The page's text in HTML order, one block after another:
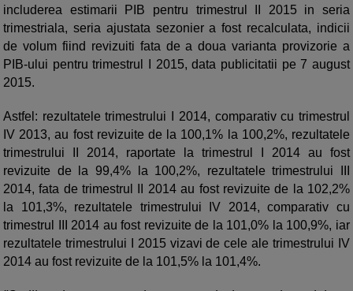
includerea estimarii PIB pentru trimestrul II 2015 in seria
trimestriala, seria ajustata sezonier a fost recalculata, indicii
de volum fiind revizuiti fata de a doua varianta provizorie a
PIB-ului pentru trimestrul I 2015, data publicitatii pe 7 august
2015.
Astfel: rezultatele trimestrului I 2014, comparativ cu trimestrul
IV 2013, au fost revizuite de la 100,1% la 100,2%, rezultatele
trimestrului II 2014, raportate la trimestrul I 2014 au fost
revizuite de la 99,4% la 100,2%, rezultatele trimestrului III
2014, fata de trimestrul II 2014 au fost revizuite de la 102,2%
la 101,3%, rezultatele trimestrului IV 2014, comparativ cu
trimestrul III 2014 au fost revizuite de la 101,0% la 100,9%, iar
rezultatele trimestrului I 2015 vizavi de cele ale trimestrului IV
2014 au fost revizuite de la 101,5% la 101,4%.